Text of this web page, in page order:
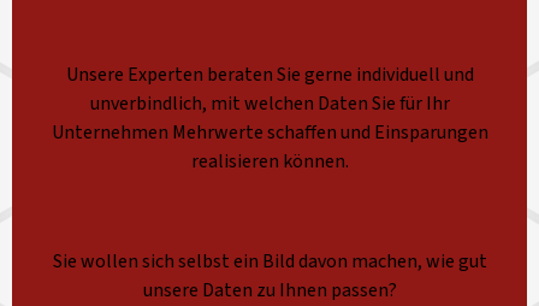
Unsere Experten beraten Sie gerne individuell und
unverbindlich, mit welchen Daten Sie für Ihr
Unternehmen Mehrwerte schaffen und Einsparungen
realisieren können.
Sie wollen sich selbst ein Bild davon machen, wie gut
unsere Daten zu Ihnen passen?